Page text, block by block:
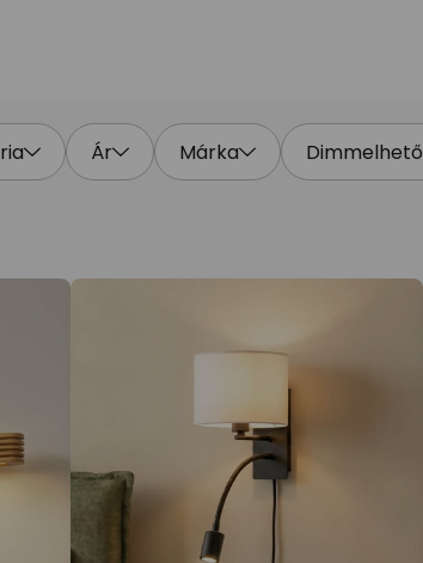
Ár Márka Dimmelhető